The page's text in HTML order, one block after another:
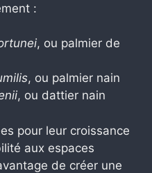
:
, ou palmier de
, ou palmier nain
, ou dattier nain
pour leur croissance
aux espaces
de créer une